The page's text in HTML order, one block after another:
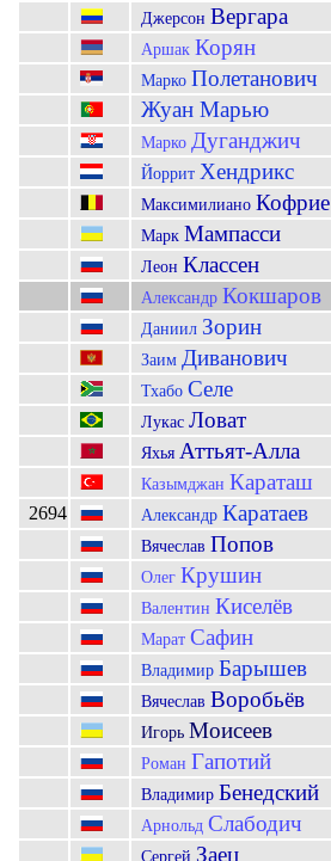
Джерсон Вергара
Аршак Корян
Марко Полетанович
Жуан Марью
Марко Дуганджич
Йоррит Хендрикс
Максимилиано Кофрие
Марк Мампасси
Леон Классен
Александр Кокшаров
Даниил Зорин
Заим Диванович
Тхабо Селе
Лукас Ловат
Яхья Аттьят-Алла
Казымджан Караташ
2694 Александр Каратаев
Вячеслав Попов
Олег Крушин
Валентин Киселёв
Марат Сафин
Владимир Барышев
Вячеслав Воробьёв
Игорь Моисеев
Роман Гапотий
Владимир Бенедский
Арнольд Слабодич
Сергей Заец